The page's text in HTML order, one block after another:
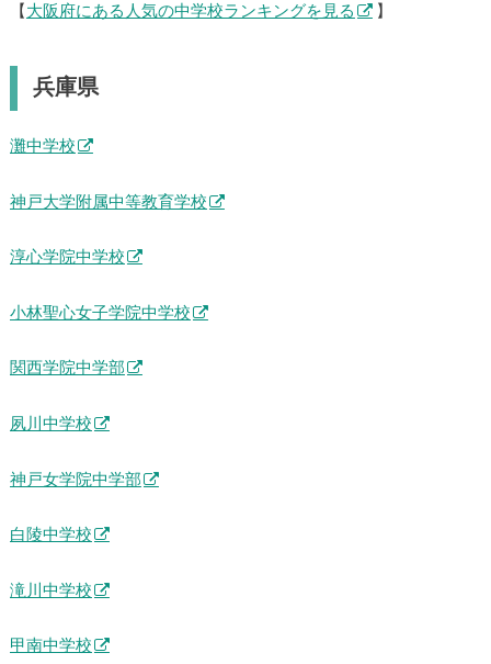
【 大阪府にある人気の中学校ランキングを見る 】
兵庫県
灘中学校
神戸大学附属中等教育学校
淳心学院中学校
小林聖心女子学院中学校
関西学院中学部
夙川中学校
神戸女学院中学部
白陵中学校
滝川中学校
甲南中学校